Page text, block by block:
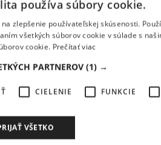
celkovo. Nemci vyrážajú
pláží s jemným pieskom, ktoré
používa súbory cookie.
zlepšenie používateľskej skúsenosti.
všetkých súborov cookie v súlade s
cookie. Prečítať viac
PARTNEROV (1) →
CIELENIE FUNKCIE
VŠETKO